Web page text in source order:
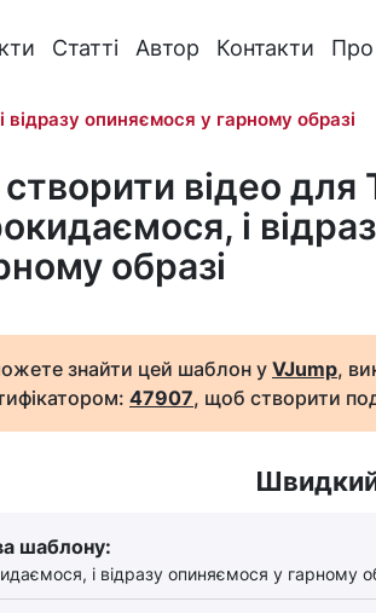
Статті Автор Контакти Про
відразу опиняємося у гарному образі
відео для
і
образі
знайти цей шаблон у VJump,
47907, щоб створити
шаблону:
і відразу опиняємося у гарному